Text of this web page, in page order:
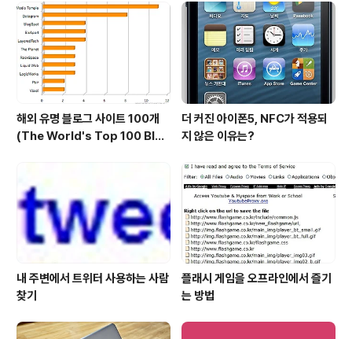
해외 유명 블로그 사이트 100개
(The World's Top 100 Blog
더 커진 아이폰5, NFC가 적용되
지 않은 이유는?
내 주변에서 트위터 사용하는 사람
찾기
플래시 게임을 오프라인에서 즐기
는 방법